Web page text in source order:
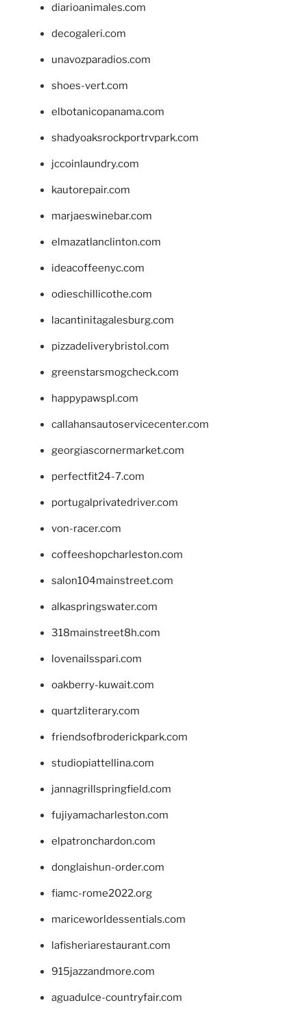
diarioanimales.com
decogaleri.com
unavozparadios.com
shoes-vert.com
elbotanicopanama.com
shadyoaksrockportrvpark.com
jccoinlaundry.com
kautorepair.com
marjaeswinebar.com
elmazatlanclinton.com
ideacoffeenyc.com
odieschillicothe.com
lacantinitagalesburg.com
pizzadeliverybristol.com
greenstarsmogcheck.com
happypawspl.com
callahansautoservicecenter.com
georgiascornermarket.com
perfectfit24-7.com
portugalprivatedriver.com
von-racer.com
coffeeshopcharleston.com
salon104mainstreet.com
alkaspringswater.com
318mainstreet8h.com
lovenailsspari.com
oakberry-kuwait.com
quartzliterary.com
friendsofbroderickpark.com
studiopiattellina.com
jannagrillspringfield.com
fujiyamacharleston.com
elpatronchardon.com
donglaishun-order.com
fiamc-rome2022.org
mariceworldessentials.com
lafisheriarestaurant.com
915jazzandmore.com
aguadulce-countryfair.com